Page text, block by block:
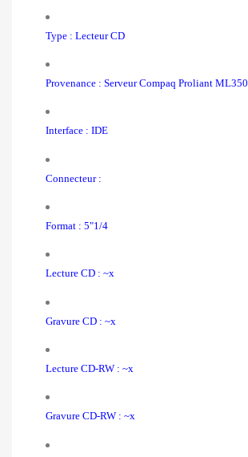
Type : Lecteur CD
Provenance : Serveur Compaq Proliant ML350
Interface : IDE
Connecteur :
Format : 5"1/4
Lecture CD : ~x
Gravure CD : ~x
Lecture CD-RW : ~x
Gravure CD-RW : ~x